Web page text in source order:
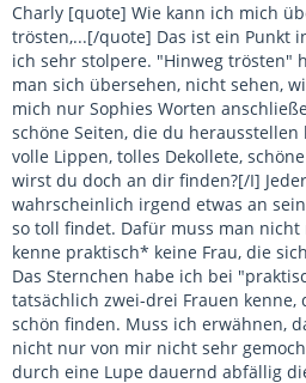
Charly [quote] Wie kann ich mich
trösten,...[/quote] Das ist ein Punkt
ich sehr stolpere. "Hinweg trösten"
man sich übersehen, nicht sehen,
mich nur Sophies Worten
schöne Seiten, die du herausstellen
volle Lippen, tolles Dekollete,
wirst du doch an dir finden?[/I]
wahrscheinlich irgend etwas an
so toll findet. Dafür muss man nicht
kenne praktisch* keine Frau, die
Das Sternchen habe ich bei
tatsächlich zwei-drei Frauen
schön finden. Muss ich erwähnen,
nicht nur von mir nicht sehr
durch eine Lupe dauernd abfällig